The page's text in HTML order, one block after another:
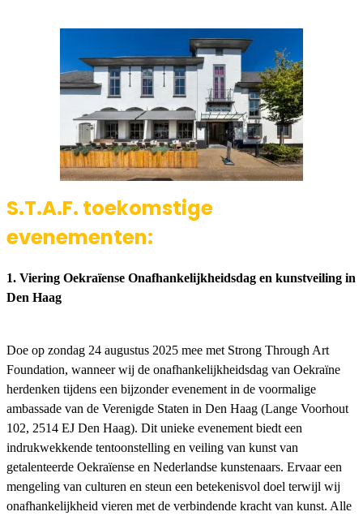
S.T.A.F. toekomstige
evenementen:
1. Viering Oekraïense Onafhankelijkheidsdag en kunstveiling in
Den Haag
Doe op zondag 24 augustus 2025 mee met Strong Through Art
Foundation, wanneer wij de onafhankelijkheidsdag van Oekraïne
herdenken tijdens een bijzonder evenement in de voormalige
ambassade van de Verenigde Staten in Den Haag (Lange Voorhout
102, 2514 EJ Den Haag). Dit unieke evenement biedt een
indrukwekkende tentoonstelling en veiling van kunst van
getalenteerde Oekraïense en Nederlandse kunstenaars. Ervaar een
mengeling van culturen en steun een betekenisvol doel terwijl wij
onafhankelijkheid vieren met de verbindende kracht van kunst. Alle